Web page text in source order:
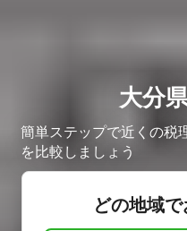
大分
簡単ステップで近くの税
を比較しましょう
どの地域